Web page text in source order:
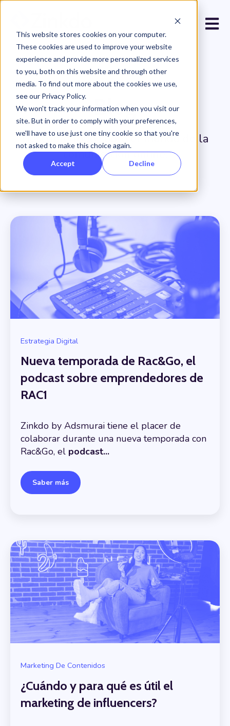
This website stores cookies on your computer.
These cookies are used to improve your website
experience and provide more personalized services
to you, both on this website and through other
media. To find out more about the cookies we use,
see our Privacy Policy.
We won't track your information when you visit our
site. But in order to comply with your preferences,
we'll have to use just one tiny cookie so that you're
not asked to make this choice again.
Accept Decline
Blog
Descubre todo sobre el mundo de la
comunicación online.
Estrategia Digital
Nueva temporada de Rac&Go, el
podcast sobre emprendedores de
RAC1
Zinkdo by Adsmurai tiene el placer de
colaborar durante una nueva temporada con
Rac&Go, el podcast...
Saber más
Marketing De Contenidos
¿Cuándo y para qué es útil el
marketing de influencers?